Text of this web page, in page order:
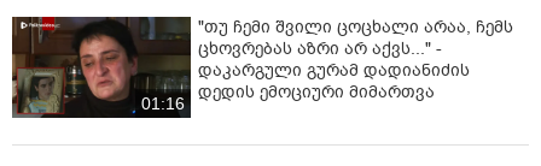
01:16
"თუ ჩემი შვილი ცოცხალი არაა, ჩემს
ცხოვრებას აზრი არ აქვს..." -
დაკარგული გურამ დადიანიძის
დედის ემოციური მიმართვა